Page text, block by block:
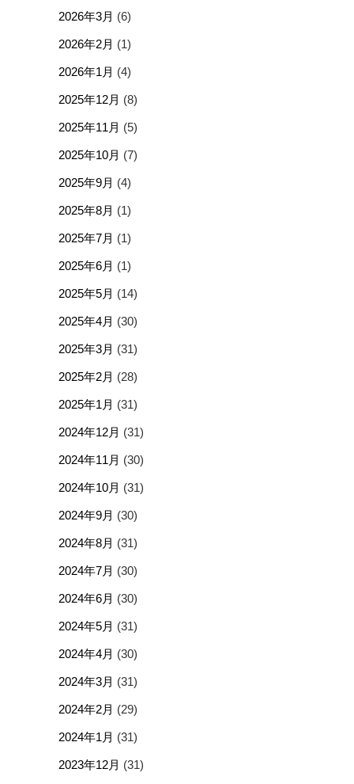
2026年3月 (6)
2026年2月 (1)
2026年1月 (4)
2025年12月 (8)
2025年11月 (5)
2025年10月 (7)
2025年9月 (4)
2025年8月 (1)
2025年7月 (1)
2025年6月 (1)
2025年5月 (14)
2025年4月 (30)
2025年3月 (31)
2025年2月 (28)
2025年1月 (31)
2024年12月 (31)
2024年11月 (30)
2024年10月 (31)
2024年9月 (30)
2024年8月 (31)
2024年7月 (30)
2024年6月 (30)
2024年5月 (31)
2024年4月 (30)
2024年3月 (31)
2024年2月 (29)
2024年1月 (31)
2023年12月 (31)